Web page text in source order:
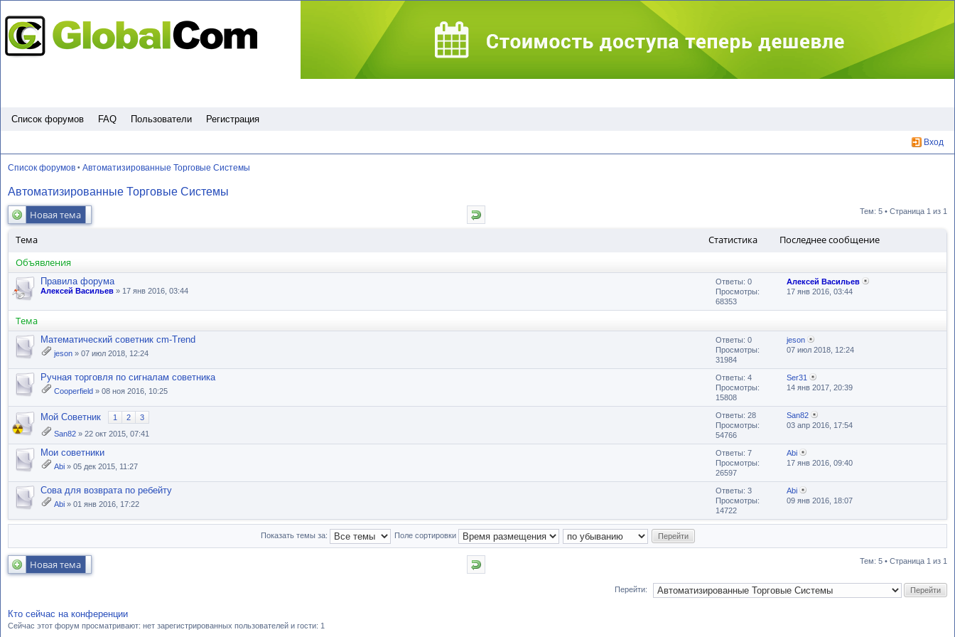
Список форумов FAQ Пользователи Регистрация
Вход
Список форумов • Автоматизированные Торговые Системы
Автоматизированные Торговые Системы
Новая тема Тем: 5 • Страница 1 из 1
Статистика Последнее сообщение
Тема
Объявления
Ответы: 0
Просмотры:
68353
Алексей Васильев
17 янв 2016, 03:44
Правила форума
Алексей Васильев » 17 янв 2016, 03:44
Тема
Ответы: 0
Просмотры:
31984
jeson
07 июл 2018, 12:24
Математический советник cm-Trend
jeson » 07 июл 2018, 12:24
Ответы: 4
Просмотры:
15808
Ser31
14 янв 2017, 20:39
Ручная торговля по сигналам советника
Cooperfield » 08 ноя 2016, 10:25
Ответы: 28
Просмотры:
54766
San82
03 апр 2016, 17:54
Мой Советник 1 2
3
San82 » 22 окт 2015, 07:41
Ответы: 7
Просмотры:
26597
Abi
17 янв 2016, 09:40
Мои советники
Abi » 05 дек 2015, 11:27
Ответы: 3
Просмотры:
14722
Abi
09 янв 2016, 18:07
Cова для возврата по ребейту
Abi » 01 янв 2016, 17:22
Показать темы за: Поле сортировки
Новая тема Тем: 5 • Страница 1 из 1
Перейти:
Кто сейчас на конференции
Сейчас этот форум просматривают: нет зарегистрированных пользователей и гости: 1